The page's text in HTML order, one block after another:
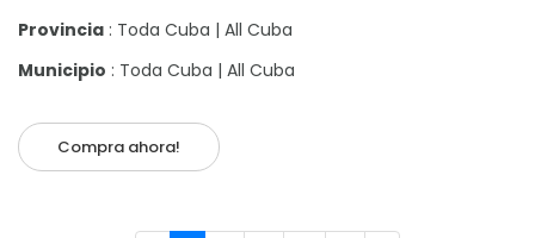
Provincia : Toda Cuba | All Cuba
Municipio : Toda Cuba | All Cuba
Compra ahora!